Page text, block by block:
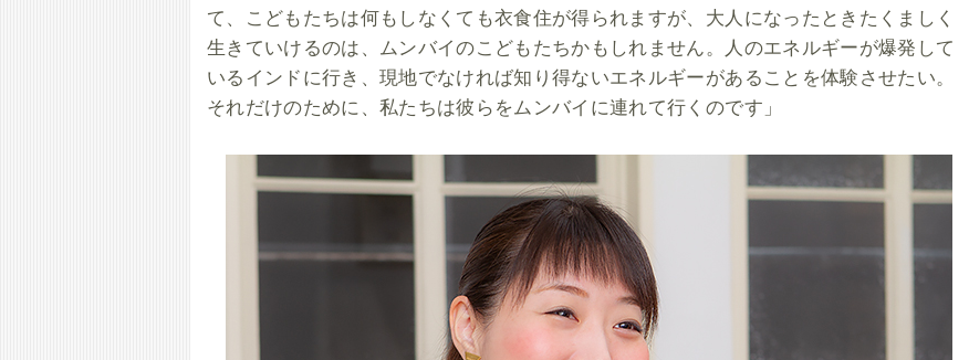
て、こどもたちは何もしなくても衣食住が得られますが、大人になったときたくましく
生きていけるのは、ムンバイのこどもたちかもしれません。人のエネルギーが爆発して
いるインドに行き、現地でなければ知り得ないエネルギーがあることを体験させたい。
それだけのために、私たちは彼らをムンバイに連れて行くのです」